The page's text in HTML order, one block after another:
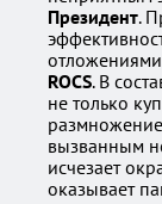
Президент.
ROCS. В
не только
вызванным
исчезает
оказывает